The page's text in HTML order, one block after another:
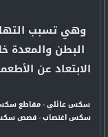
وهي تسبب
البطن والمعدة
الابتعاد عن
سكس عائلي-مقاطع
سكس اغتصاب-قصص